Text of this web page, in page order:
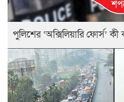
পুলিশের ‘অক্সিলিয়ারি ফোর্স’